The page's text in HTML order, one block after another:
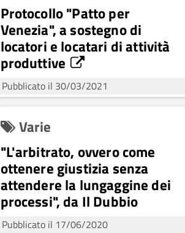
Protocollo "Patto per
Venezia", a sostegno di
locatori e locatari di attività
produttive
Pubblicato il 30/03/2021
Varie
"L'arbitrato, ovvero come
ottenere giustizia senza
attendere la lungaggine dei
processi", da Il Dubbio
17.6.2020
Pubblicato il 17/06/2020